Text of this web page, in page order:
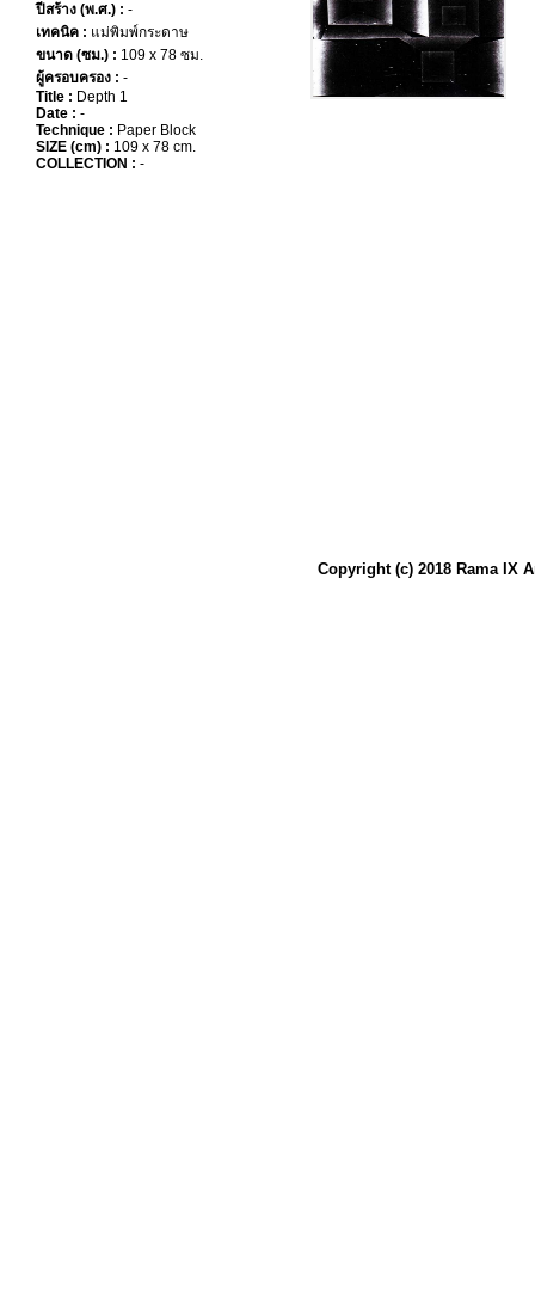
ปีสร้าง (พ.ศ.) : -
เทคนิค : แม่พิมพ์กระดาษ
ขนาด (ซม.) : 109 x 78 ซม.
ผู้ครอบครอง : -
Title : Depth 1
Date : -
Technique : Paper Block
SIZE (cm) : 109 x 78 cm.
COLLECTION : -
Copyright (c) 2018 Rama IX